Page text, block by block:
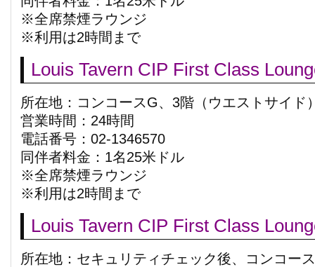
※全席禁煙ラウンジ
※利用は2時間まで
Louis Tavern CIP First Class
所在地：コンコースG、3階（ウエストサイド
営業時間：24時間
電話番号：02-1346570
同伴者料金：1名25米ドル
※全席禁煙ラウンジ
※利用は2時間まで
Louis Tavern CIP First Class
所在地：セキュリティチェック後、コンコー